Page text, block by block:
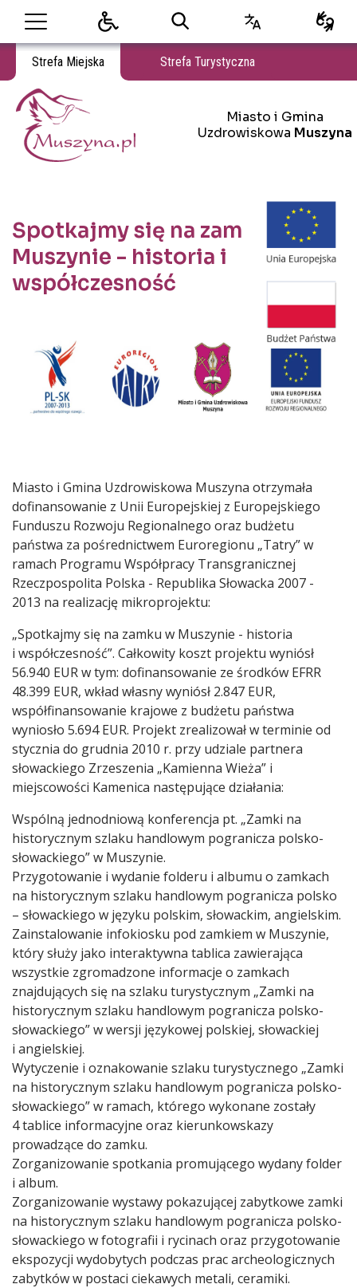
Strefa Miejska Strefa Turystyczna
Miasto i Gmina Uzdrowiskowa Muszyna
Miasto i Gmina
Uzdrowiskowa Muszyna
Miasto i Gmina Uzdrowiskowa Muszyna
Spotkajmy się na zamku w
Muszynie - historia i
współczesność
Treść
Miasto i Gmina Uzdrowiskowa Muszyna otrzymała
dofinansowanie z Unii Europejskiej z Europejskiego
Funduszu Rozwoju Regionalnego oraz budżetu
państwa za pośrednictwem Euroregionu „Tatry” w
ramach Programu Współpracy Transgranicznej
Rzeczpospolita Polska - Republika Słowacka 2007 -
2013 na realizację mikroprojektu:
„Spotkajmy się na zamku w Muszynie - historia
i współczesność”. Całkowity koszt projektu wyniósł
56.940 EUR w tym: dofinansowanie ze środków EFRR
48.399 EUR, wkład własny wyniósł 2.847 EUR,
współfinansowanie krajowe z budżetu państwa
wyniosło 5.694 EUR. Projekt zrealizował w terminie od
stycznia do grudnia 2010 r. przy udziale partnera
słowackiego Zrzeszenia „Kamienna Wieża” i
miejscowości Kamenica następujące działania:
Wspólną jednodniową konferencja pt. „Zamki na
historycznym szlaku handlowym pogranicza polsko-
słowackiego” w Muszynie.
Przygotowanie i wydanie folderu i albumu o zamkach
na historycznym szlaku handlowym pogranicza polsko
– słowackiego w języku polskim, słowackim, angielskim.
Zainstalowanie infokiosku pod zamkiem w Muszynie,
który służy jako interaktywna tablica zawierająca
wszystkie zgromadzone informacje o zamkach
znajdujących się na szlaku turystycznym „Zamki na
historycznym szlaku handlowym pogranicza polsko-
słowackiego” w wersji językowej polskiej, słowackiej
i angielskiej.
Wytyczenie i oznakowanie szlaku turystycznego „Zamki
na historycznym szlaku handlowym pogranicza polsko-
słowackiego” w ramach, którego wykonane zostały
4 tablice informacyjne oraz kierunkowskazy
prowadzące do zamku.
Zorganizowanie spotkania promującego wydany folder
i album.
Zorganizowanie wystawy pokazującej zabytkowe zamki
na historycznym szlaku handlowym pogranicza polsko-
słowackiego w fotografii i rycinach oraz przygotowanie
ekspozycji wydobytych podczas prac archeologicznych
zabytków w postaci ciekawych metali, ceramiki.